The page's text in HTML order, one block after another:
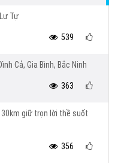
Tự
539
Cả, Gia Bình, Bắc Ninh
363
giữ trọn lời thề suốt
356